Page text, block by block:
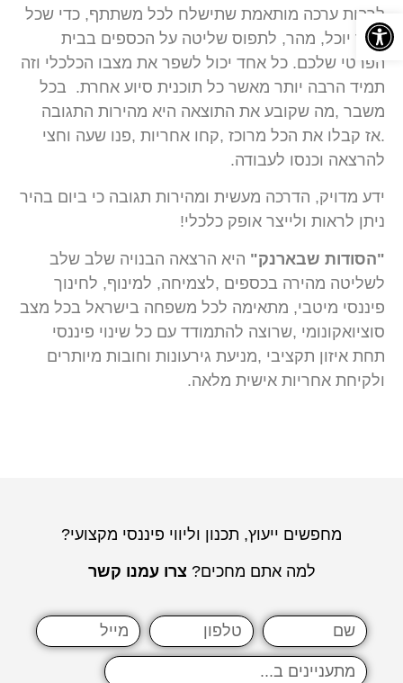
לרבות ערכה מותאמת שתישלח לכל משתתף, כדי שכל
אחד יוכל, מהר, לתפוס שליטה על הכספים בבית
הפרטי שלכם. כל אחד יכול לשפר את מצבו הכלכלי וזה
תמיד הרבה יותר מאשר כל תוכנית סיוע אחרת. בכל
משבר ,מה שקובע את התוצאה היא מהירות התגובה
.אז קבלו את הכל מרוכז ,קחו אחריות ,פנו שעה וחצי
להרצאה וכנסו לעבודה.
ידע מדויק, הדרכה מעשית ומהירות תגובה כי ביום בהיר
ניתן לראות ולייצר אופק כלכלי!
"הסודות שבארנק" היא הרצאה הבנויה שלב שלב
לשליטה מהירה בכספים ,לצמיחה, למינוף, לחינוך
פיננסי מיטבי, מתאימה לכל משפחה בישראל בכל מצב
סוציואקונומי ,שרוצה להתמודד עם כל שינוי פיננסי
תחת איזון תקציבי ,מניעת גירעונות וחובות מיותרים
ולקיחת אחריות אישית מלאה.
מחפשים ייעוץ, תכנון וליווי פיננסי מקצועי?
למה אתם מחכים? צרו עמנו קשר
פתח סרגל נגישות